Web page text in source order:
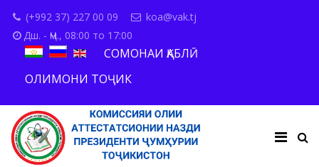
(+992 37) 227 00 09
koa@vak.tj
Дш. - Ҷм., 08:00 то 17:00
СОМОНАИ ҚАБЛӢ
ОЛИМОНИ ТОҶИК